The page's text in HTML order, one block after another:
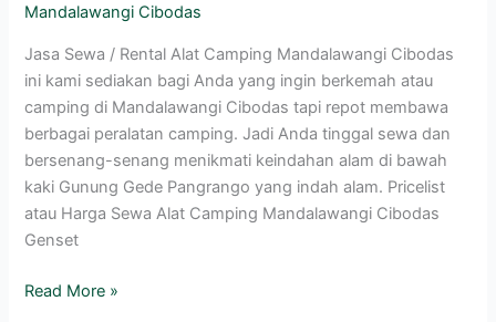
Mandalawangi Cibodas
Jasa Sewa / Rental Alat Camping Mandalawangi Cibodas
ini kami sediakan bagi Anda yang ingin berkemah atau
camping di Mandalawangi Cibodas tapi repot membawa
berbagai peralatan camping. Jadi Anda tinggal sewa dan
bersenang-senang menikmati keindahan alam di bawah
kaki Gunung Gede Pangrango yang indah alam. Pricelist
atau Harga Sewa Alat Camping Mandalawangi Cibodas
Genset
Read More »